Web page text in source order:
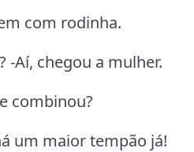
com rodinha.
-Aí, chegou a mulher.
combinou?
um maior tempão já!